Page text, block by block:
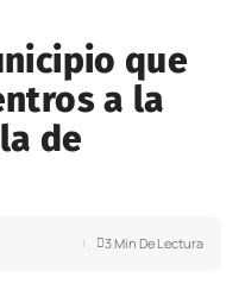
que
a la
de
3 Min De Lectura